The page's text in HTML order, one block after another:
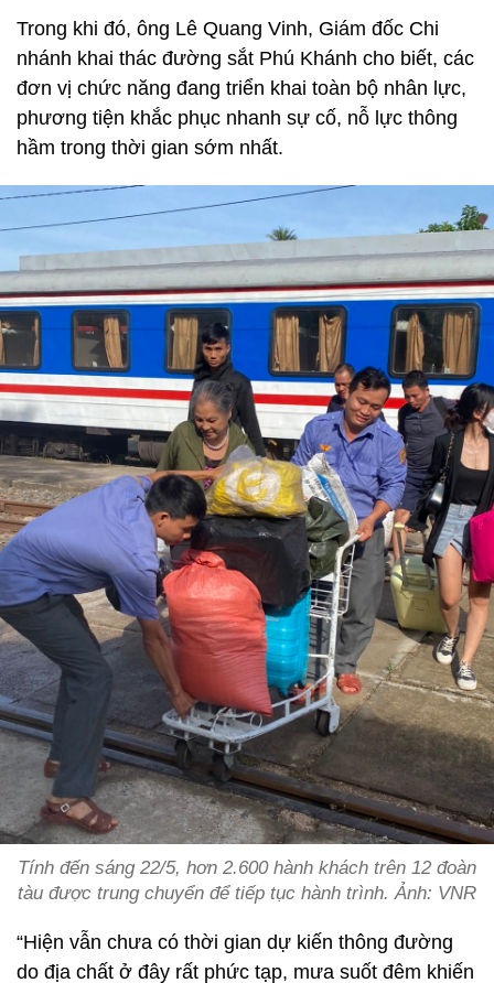
Trong khi đó, ông Lê Quang Vinh, Giám đốc Chi
nhánh khai thác đường sắt Phú Khánh cho biết, các
đơn vị chức năng đang triển khai toàn bộ nhân lực,
phương tiện khắc phục nhanh sự cố, nỗ lực thông
hầm trong thời gian sớm nhất.
Tính đến sáng 22/5, hơn 2.600 hành khách trên 12 đoàn
tàu được trung chuyển để tiếp tục hành trình. Ảnh: VNR
“Hiện vẫn chưa có thời gian dự kiến thông đường
do địa chất ở đây rất phức tạp, mưa suốt đêm khiến